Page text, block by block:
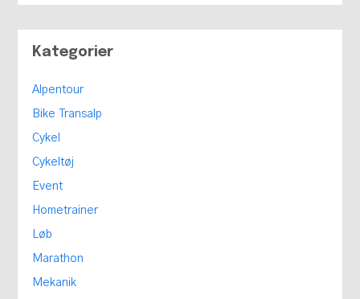
Kategorier
Alpentour
Bike Transalp
Cykel
Cykeltøj
Event
Hometrainer
Løb
Marathon
Mekanik